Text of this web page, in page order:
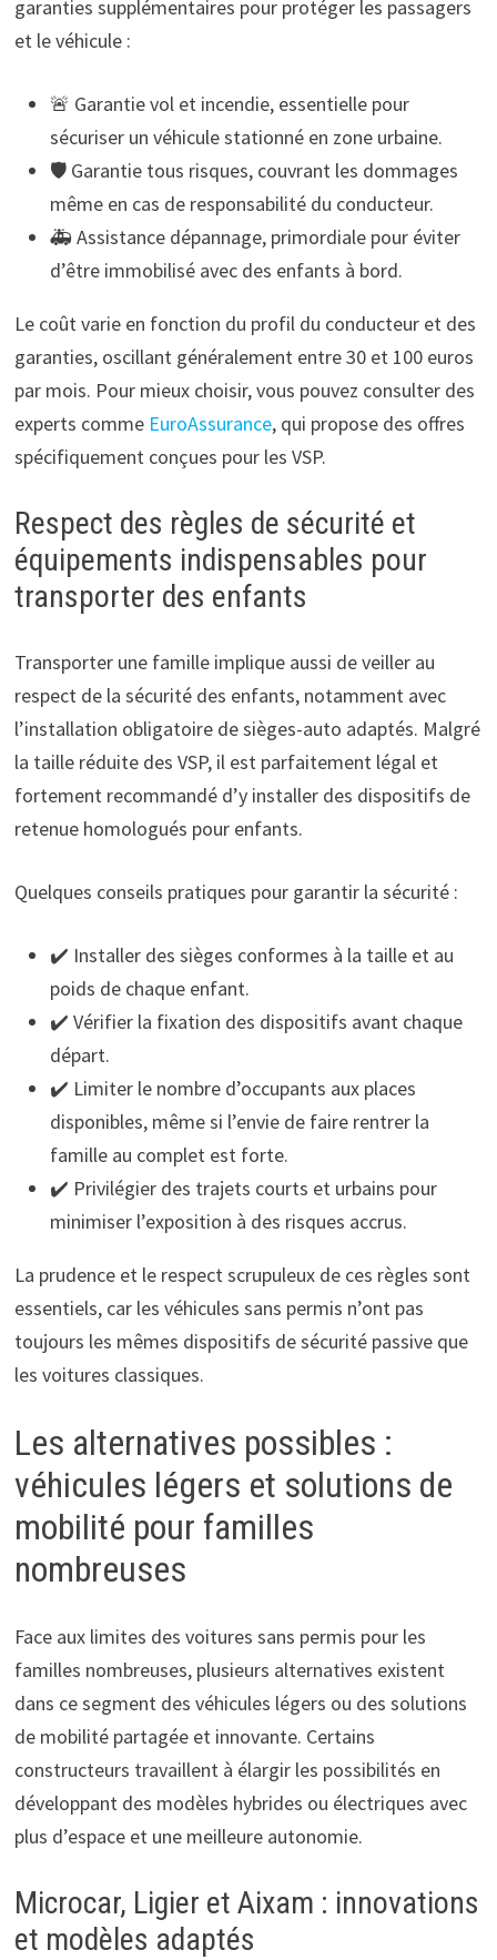
garanties supplémentaires pour protéger les passagers
et le véhicule :
🚨 Garantie vol et incendie, essentielle pour
sécuriser un véhicule stationné en zone urbaine.
🛡️ Garantie tous risques, couvrant les dommages
même en cas de responsabilité du conducteur.
🚑 Assistance dépannage, primordiale pour éviter
d’être immobilisé avec des enfants à bord.
Le coût varie en fonction du profil du conducteur et des
garanties, oscillant généralement entre 30 et 100 euros
par mois. Pour mieux choisir, vous pouvez consulter des
experts comme EuroAssurance, qui propose des offres
spécifiquement conçues pour les VSP.
Respect des règles de sécurité et
équipements indispensables pour
transporter des enfants
Transporter une famille implique aussi de veiller au
respect de la sécurité des enfants, notamment avec
l’installation obligatoire de sièges-auto adaptés. Malgré
la taille réduite des VSP, il est parfaitement légal et
fortement recommandé d’y installer des dispositifs de
retenue homologués pour enfants.
Quelques conseils pratiques pour garantir la sécurité :
✔️ Installer des sièges conformes à la taille et au
poids de chaque enfant.
✔️ Vérifier la fixation des dispositifs avant chaque
départ.
✔️ Limiter le nombre d’occupants aux places
disponibles, même si l’envie de faire rentrer la
famille au complet est forte.
✔️ Privilégier des trajets courts et urbains pour
minimiser l’exposition à des risques accrus.
La prudence et le respect scrupuleux de ces règles sont
essentiels, car les véhicules sans permis n’ont pas
toujours les mêmes dispositifs de sécurité passive que
les voitures classiques.
Les alternatives possibles :
véhicules légers et solutions de
mobilité pour familles
nombreuses
Face aux limites des voitures sans permis pour les
familles nombreuses, plusieurs alternatives existent
dans ce segment des véhicules légers ou des solutions
de mobilité partagée et innovante. Certains
constructeurs travaillent à élargir les possibilités en
développant des modèles hybrides ou électriques avec
plus d’espace et une meilleure autonomie.
Microcar, Ligier et Aixam : innovations
et modèles adaptés